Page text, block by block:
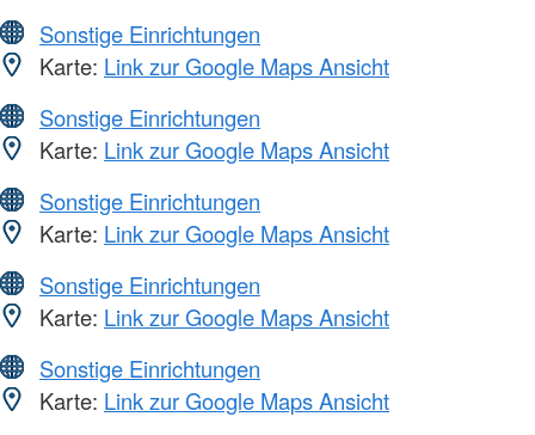
Sonstige Einrichtungen
Karte: Link zur Google Maps Ansicht
Sonstige Einrichtungen
Karte: Link zur Google Maps Ansicht
Sonstige Einrichtungen
Karte: Link zur Google Maps Ansicht
Sonstige Einrichtungen
Karte: Link zur Google Maps Ansicht
Sonstige Einrichtungen
Karte: Link zur Google Maps Ansicht